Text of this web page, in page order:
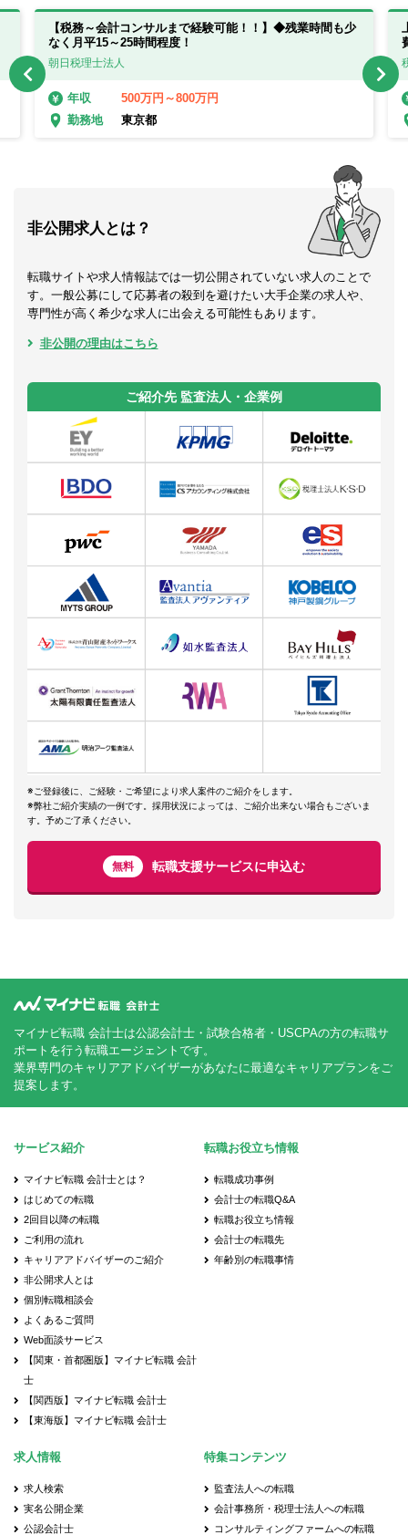
【税務～会計コンサルまで経験可能！！】◆残業時間も少
なく月平15～25時間程度！
朝日税理士法人
年収
500万円～800万円
勤務地
東京都
非公開求人とは？
転職サイトや求人情報誌では一切公開されていない求人のことで
す。一般公募にして応募者の殺到を避けたい大手企業の求人や、
専門性が高く希少な求人に出会える可能性もあります。
非公開の理由はこちら
ご紹介先 監査法人・企業例
※ご登録後に、ご経験・ご希望により求人案件のご紹介をします。
※弊社ご紹介実績の一例です。採用状況によっては、ご紹介出来ない場合もございま
す。予めご了承ください。
無料 転職支援サービスに申込む
マイナビ転職 会計士は公認会計士・試験合格者・USCPAの方の転職サ
ポートを行う転職エージェントです。
業界専門のキャリアアドバイザーがあなたに最適なキャリアプランをご
提案します。
サービス紹介
マイナビ転職 会計士とは？
はじめての転職
2回目以降の転職
ご利用の流れ
キャリアアドバイザーのご紹介
非公開求人とは
個別転職相談会
よくあるご質問
Web面談サービス
【関東・首都圏版】マイナビ転職 会計
士
【関西版】マイナビ転職 会計士
【東海版】マイナビ転職 会計士
転職お役立ち情報
転職成功事例
会計士の転職Q&A
転職お役立ち情報
会計士の転職先
年齢別の転職事情
求人情報
求人検索
実名公開企業
公認会計士
特集コンテンツ
監査法人への転職
会計事務所・税理士法人への転職
コンサルティングファームへの転職